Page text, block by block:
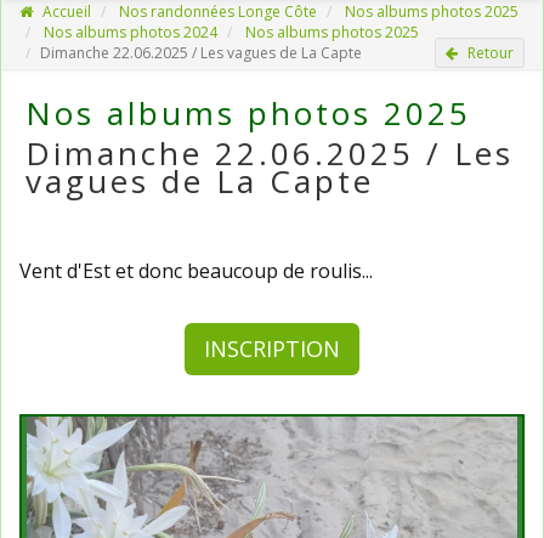
Accueil Nos randonnées Longe Côte
Nos albums photos 2025
Nos albums photos 2024
Nos albums photos 2025
Dimanche 22.06.2025 / Les vagues de La Capte
Retour
Nos albums photos 2025
Dimanche 22.06.2025 / Les
vagues de La Capte
Vent d'Est et donc beaucoup de roulis...
INSCRIPTION